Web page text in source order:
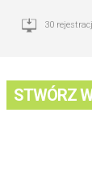
30
STWÓRZ